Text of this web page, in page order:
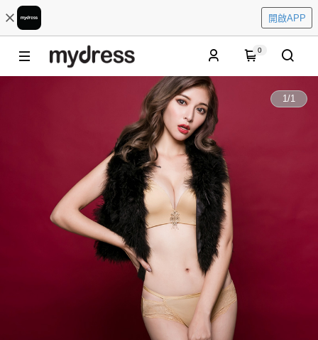
開啟APP
0
1/1